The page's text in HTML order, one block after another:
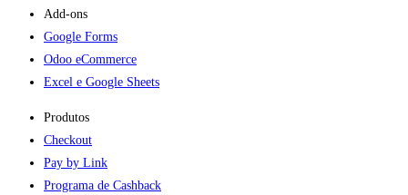
Add-ons​
Google Forms
Odoo eCommerce
Excel e Google Sheets
Produtos
Checkout
Pay by Link
Programa de Cashback